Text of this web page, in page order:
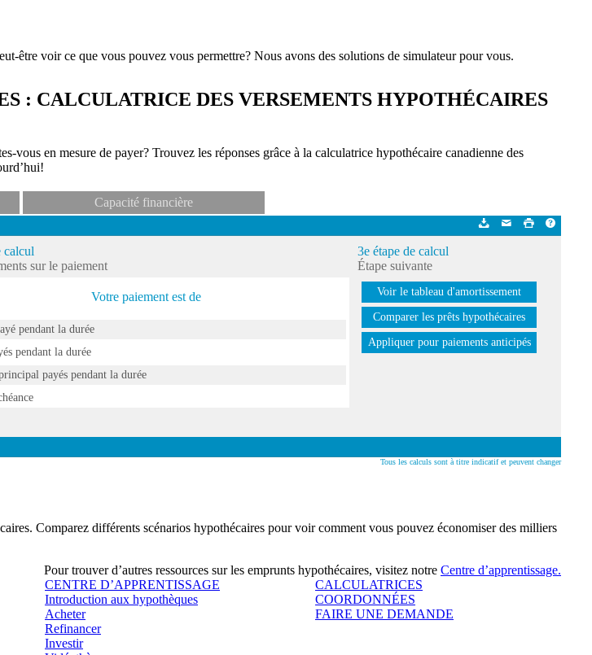
être voir ce que vous pouvez vous permettre? Nous avons des solutions de simulateur pour vous.
: CALCULATRICE DES VERSEMENTS HYPOTHÉCAIRES
en mesure de payer? Trouvez les réponses grâce à la calculatrice hypothécaire canadienne des
Capacité financière
calcul
sur le paiement
Votre paiement est de
pendant la durée
pendant la durée
payés pendant la durée
3e étape de calcul
Étape suivante
Voir le tableau d'amortissement
Comparer les prêts hypothécaires
Appliquer pour paiements anticipés
Tous les calculs sont à titre indicatif et peuvent changer
Comparez différents scénarios hypothécaires pour voir comment vous pouvez économiser des milliers
Pour trouver d’autres ressources sur les emprunts hypothécaires, visitez notre Centre d’apprentissage.
CENTRE D’APPRENTISSAGE
Introduction aux hypothèques
Acheter
Refinancer
Investir
CALCULATRICES
COORDONNÉES
FAIRE UNE DEMANDE